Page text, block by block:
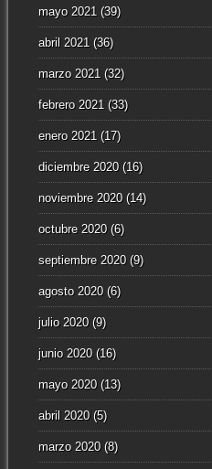
mayo 2021 (39)
abril 2021 (36)
marzo 2021 (32)
febrero 2021 (33)
enero 2021 (17)
diciembre 2020(16)
noviembre 2020(14)
octubre 2020(6)
septiembre 2020(9)
agosto 2020(6)
julio 2020(9)
junio 2020(16)
mayo 2020(13)
abril 2020(5)
marzo 2020(8)